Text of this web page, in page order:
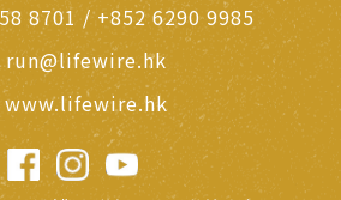
8701 / +852 6290 9985
run@lifewire.hk
www.lifewire.hk